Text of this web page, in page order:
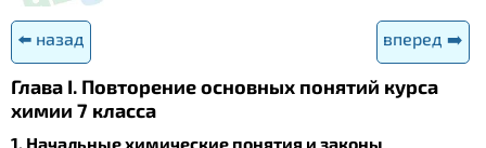
⬅️ назад вперед ➡️
Глава I. Повторение основных понятий курса
химии 7 класса
1. Начальные химические понятия и законы